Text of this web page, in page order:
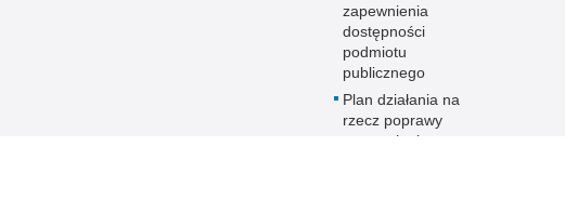
zapewnienia
dostępności
podmiotu
publicznego
Plan działania na
rzecz poprawy
zapewnienia